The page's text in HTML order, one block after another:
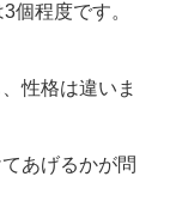
個程度です。
性格は違いま
あげるかが問